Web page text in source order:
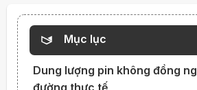
Mục lục
Dung lượng pin không đồng
đường thực tế